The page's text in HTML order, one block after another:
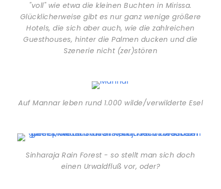
"voll" wie etwa die kleinen Buchten in Mirissa.
Glücklicherweise gibt es nur ganz wenige größere
Hotels, die sich aber auch, wie die zahlreichen
Guesthouses, hinter die Palmen ducken und die
Szenerie nicht (zer)stören
Auf Mannar leben rund 1.000 wilde/verwilderte Esel
Sinharaja Rain Forest - so stellt man sich doch
einen Urwaldfluß vor, oder?